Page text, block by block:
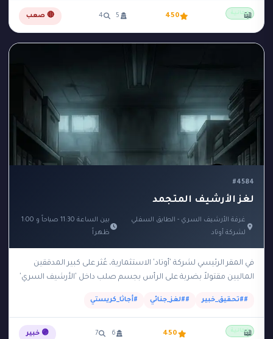
مجانية 450
5
4 🔴 صعب 📖
#4584
لغز الأرشيف المتجمد
غرفة الأرشيف السري - الطابق السفلي
لشركة أوتاد
بين الساعة 11:30 صباحاً و 1:00
ظهراً
في المقر الرئيسي لشركة 'أوتاد' الاستثمارية، عُثر على كبير المدققين
الماليين مقتولاً بضربة على الرأس بجسم صلب داخل 'الأرشيف السري'
##تحقيق_خبير ##لغز_جنائي #أجاثا_كريستي
مجانية 450
6
7 🟣 خبير 📖